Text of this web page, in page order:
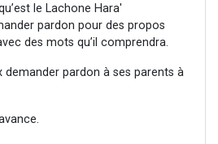
le Lachone Hara'
pardon pour des propos
des mots qu’il comprendra.
demander pardon à ses parents à